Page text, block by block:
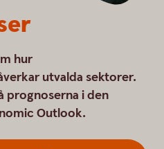
hur
utvalda sektorer.
prognoserna i den
Outlook.